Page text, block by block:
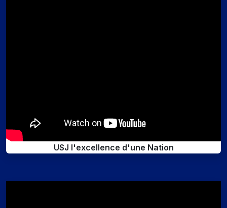
USJ l'excellence d'une Nation